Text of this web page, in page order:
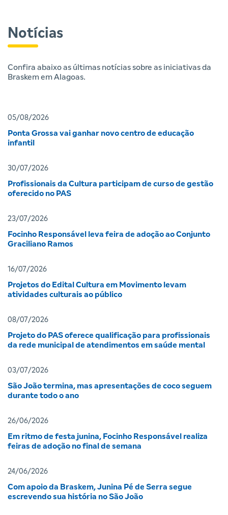
Notícias
Confira abaixo as últimas notícias sobre as iniciativas da
Braskem em Alagoas.
05/08/2026
Ponta Grossa vai ganhar novo centro de educação
infantil
30/07/2026
Profissionais da Cultura participam de curso de gestão
oferecido no PAS
23/07/2026
Focinho Responsável leva feira de adoção ao Conjunto
Graciliano Ramos
16/07/2026
Projetos do Edital Cultura em Movimento levam
atividades culturais ao público
08/07/2026
Projeto do PAS oferece qualificação para profissionais
da rede municipal de atendimentos em saúde mental
03/07/2026
São João termina, mas apresentações de coco seguem
durante todo o ano
26/06/2026
Em ritmo de festa junina, Focinho Responsável realiza
feiras de adoção no final de semana
24/06/2026
Com apoio da Braskem, Junina Pé de Serra segue
escrevendo sua história no São João